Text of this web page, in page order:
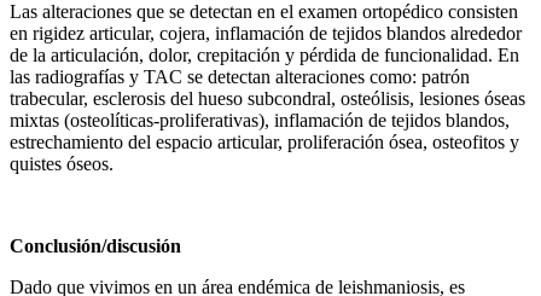
Las alteraciones que se detectan en el examen ortopédico consisten
en rigidez articular, cojera, inflamación de tejidos blandos alrededor
de la articulación, dolor, crepitación y pérdida de funcionalidad. En
las radiografías y TAC se detectan alteraciones como: patrón
trabecular, esclerosis del hueso subcondral, osteólisis, lesiones óseas
mixtas (osteolíticas-proliferativas), inflamación de tejidos blandos,
estrechamiento del espacio articular, proliferación ósea, osteofitos y
quistes óseos.
Conclusión/discusión
Dado que vivimos en un área endémica de leishmaniosis, es